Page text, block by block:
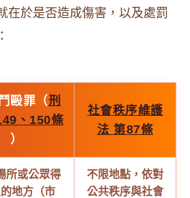
在於是否造成傷害，以及處罰
毆罪（刑
、150條
）
社會秩序維護
法 第87條
所或公眾得
地方（市
不限地點，依對
公共秩序與社會